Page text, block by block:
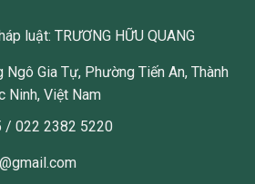
luật: TRƯƠNG HỮU QUANG
Gia Tự, Phường Tiến An, Thành
Ninh, Việt Nam
/ 022 2382 5220